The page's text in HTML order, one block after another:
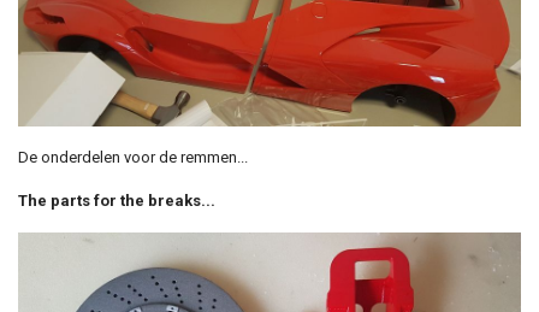
De onderdelen voor de remmen...
The parts for the breaks...